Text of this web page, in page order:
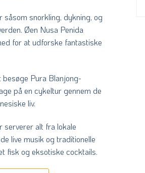
snorkling, dykning, og
Øen Nusa Penida
for at udforske fantastiske
Pura Blanjong-
på en cykeltur gennem de
liv.
serverer alt fra lokale
live musik og traditionelle
fisk og eksotiske cocktails.